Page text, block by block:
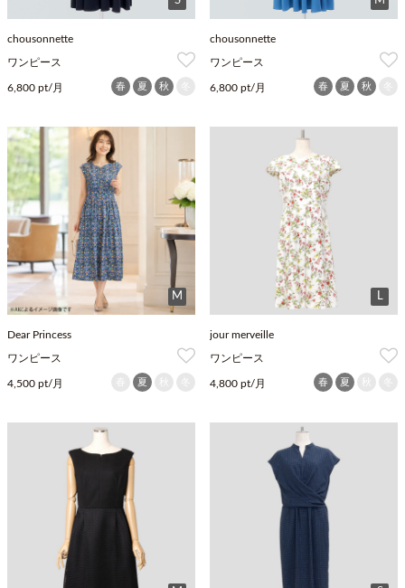
chousonnette
ワンピース
6,800 pt/月 春 夏 秋
chousonnette
ワンピース
6,800 pt/月 春 夏 秋
M
Dear Princess
ワンピース
4,500 pt/月 夏
L
jour merveille
ワンピース
4,800 pt/月 春 夏